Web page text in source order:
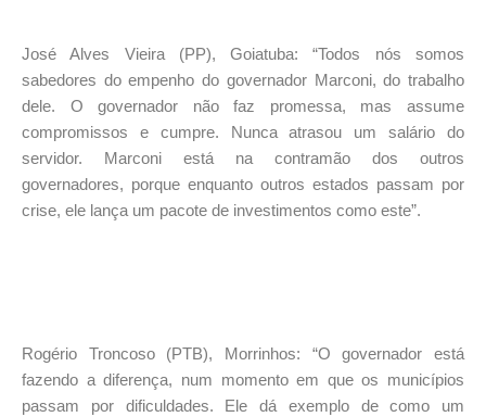
José Alves Vieira (PP), Goiatuba: “Todos nós somos
sabedores do empenho do governador Marconi, do trabalho
dele. O governador não faz promessa, mas assume
compromissos e cumpre. Nunca atrasou um salário do
servidor. Marconi está na contramão dos outros
governadores, porque enquanto outros estados passam por
crise, ele lança um pacote de investimentos como este”.
Rogério Troncoso (PTB), Morrinhos: “O governador está
fazendo a diferença, num momento em que os municípios
passam por dificuldades. Ele dá exemplo de como um